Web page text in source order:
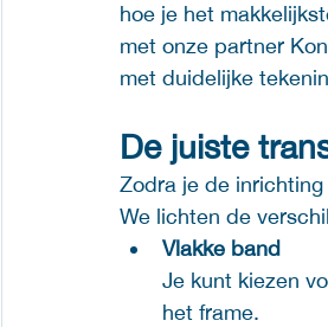
hoe je het
met onze partner
met duidelijke
De juiste
Zodra je de
We lichten de
Vlakke band
Je kunt kiezen
het frame.